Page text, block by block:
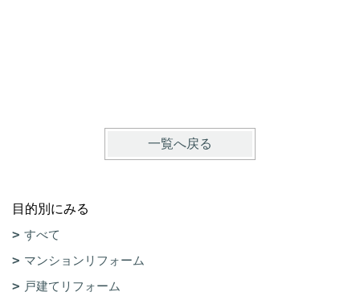
一覧へ戻る
目的別にみる
すべて
マンションリフォーム
戸建てリフォーム